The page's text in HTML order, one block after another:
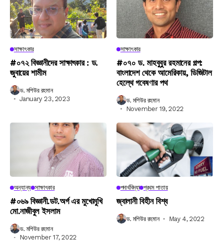
সাক্ষাৎকার
#০৭২ বিজ্ঞানীদের সাক্ষাৎকার : ড.
জুবায়ের শামীম
ড. মশিউর রহমান
January 23, 2023
সাক্ষাৎকার
#০৭০ ড. মাহবুবুর রহমানের গল্প:
বাংলাদেশ থেকে আমেরিকায়, ডিজিটাল
হেল্থে গবেষণার পথ
ড. মশিউর রহমান
November 19, 2022
অন্যান্য সাক্ষাৎকার
#০৬৯ বিজ্ঞানী.ডট.অর্গ এর মুখোমুখি
মো.নাজীবুল ইসলাম
ড. মশিউর রহমান
November 17, 2022
পদার্থবিদ্যা প্রথম পাতায়
জ্বালানী বিহীন বিশ্ব
ড. মশিউর রহমান May 4, 2022